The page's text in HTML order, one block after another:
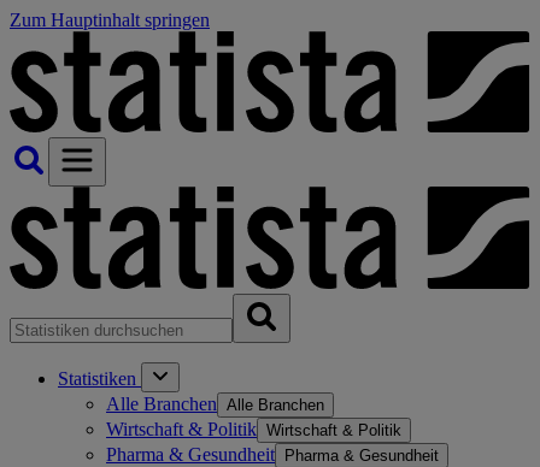
Zum Hauptinhalt springen
Statistiken
Alle Branchen Alle Branchen
Wirtschaft & Politik Wirtschaft & Politik
Pharma & Gesundheit Pharma & Gesundheit